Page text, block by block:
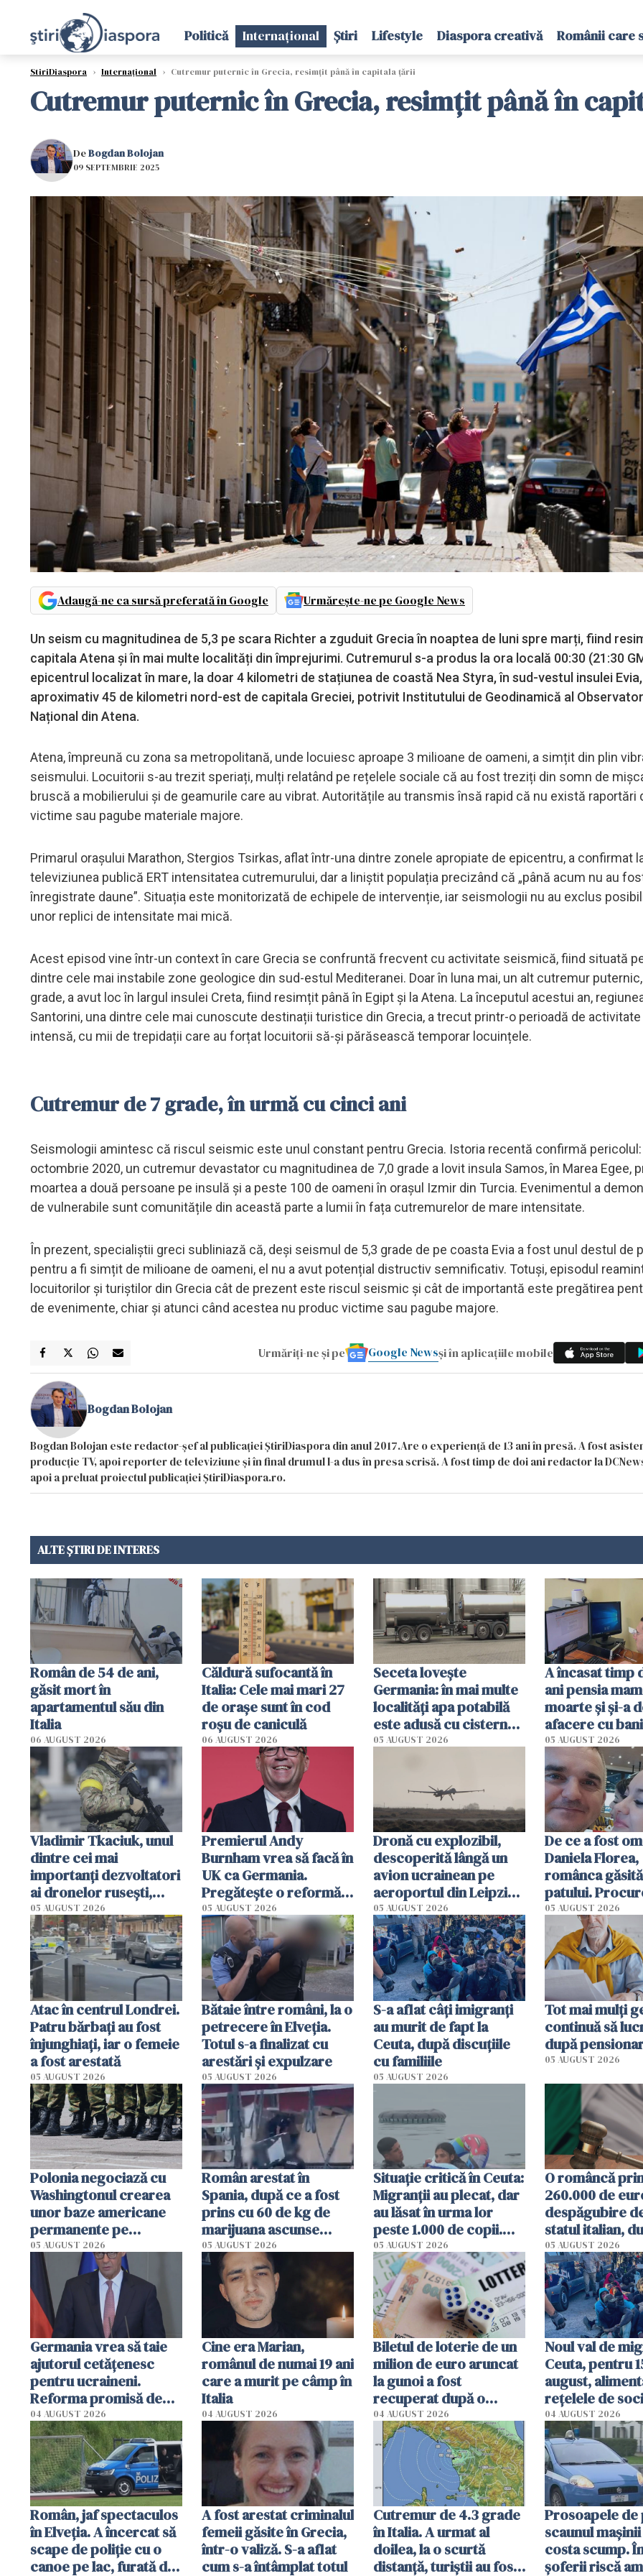
Politică Internațional Știri Lifestyle Diaspora creativă Românii care
StiriDiaspora › Internațional › Cutremur puternic în Grecia, resimțit până în capitala țării
Cutremur puternic în Grecia, resimțit până în
DeBogdan Bolojan
09 SEPTEMBRIE 2025
Adaugă-ne ca sursă preferată în Google Urmărește-ne pe Google News
Un seism cu magnitudinea de 5,3 pe scara Richter a zguduit Grecia în noaptea de luni spre marți, fiind
capitala Atena și în mai multe localități din împrejurimi. Cutremurul s-a produs la ora locală 00:30 (21:30
epicentrul localizat în mare, la doar 4 kilometri de stațiunea de coastă Nea Styra, în sud-vestul insulei
aproximativ 45 de kilometri nord-est de capitala Greciei, potrivit Institutului de Geodinamică al
Național din Atena.
Atena, împreună cu zona sa metropolitană, unde locuiesc aproape 3 milioane de oameni, a simțit din plin
seismului. Locuitorii s-au trezit speriați, mulți relatând pe rețelele sociale că au fost treziți din somn de
bruscă a mobilierului și de geamurile care au vibrat. Autoritățile au transmis însă rapid că nu există raportări
victime sau pagube materiale majore.
Primarul orașului Marathon, Stergios Tsirkas, aflat într-una dintre zonele apropiate de epicentru, a confirmat
televiziunea publică ERT intensitatea cutremurului, dar a liniștit populația precizând că „până acum nu au
înregistrate daune”. Situația este monitorizată de echipele de intervenție, iar seismologii nu au exclus
unor replici de intensitate mai mică.
Acest episod vine într-un context în care Grecia se confruntă frecvent cu activitate seismică, fiind situată
dintre cele mai instabile zone geologice din sud-estul Mediteranei. Doar în luna mai, un alt cutremur puternic,
grade, a avut loc în largul insulei Creta, fiind resimțit până în Egipt și la Atena. La începutul acestui an,
Santorini, una dintre cele mai cunoscute destinații turistice din Grecia, a trecut printr-o perioadă de
intensă, cu mii de trepidații care au forțat locuitorii să-și părăsească temporar locuințele.
Cutremur de 7 grade, în urmă cu cinci ani
Seismologii amintesc că riscul seismic este unul constant pentru Grecia. Istoria recentă confirmă pericolul:
octombrie 2020, un cutremur devastator cu magnitudinea de 7,0 grade a lovit insula Samos, în Marea Egee,
moartea a două persoane pe insulă și a peste 100 de oameni în orașul Izmir din Turcia. Evenimentul a
de vulnerabile sunt comunitățile din această parte a lumii în fața cutremurelor de mare intensitate.
În prezent, specialiștii greci subliniază că, deși seismul de 5,3 grade de pe coasta Evia a fost unul destul de
pentru a fi simțit de milioane de oameni, el nu a avut potențial distructiv semnificativ. Totuși, episodul
locuitorilor și turiștilor din Grecia cât de prezent este riscul seismic și cât de importantă este pregătirea
de evenimente, chiar și atunci când acestea nu produc victime sau pagube majore.
Urmăriți-ne și pe Google Newsși în aplicațiile mobile
Bogdan Bolojan
Bogdan Bolojan este redactor-șef al publicației ȘtiriDiaspora din anul 2017.Are o experiență de 13 ani în presă. A fost
producție TV, apoi reporter de televiziune și în final drumul l-a dus în presa scrisă. A fost timp de doi ani redactor la
apoi a preluat proiectul publicației ȘtiriDiaspora.ro.
ALTE ȘTIRI DE INTERES
Român de 54 de ani,
găsit mort în
apartamentul său din
Italia
06 AUGUST 2026
Căldură sufocantă în
Italia: Cele mai mari 27
de orașe sunt în cod
roșu de caniculă
06 AUGUST 2026
Seceta lovește
Germania: în mai multe
localități apa potabilă
este adusă cu cisterna
de lapte. Autoritățile
05 AUGUST 2026
A încasat timp
ani pensia
moarte și și-a
afacere cu
de 230.000 de
descoperită de
autorități
05 AUGUST 2026
Vladimir Tkaciuk, unul
dintre cei mai
importanți dezvoltatori
ai dronelor rusești,
grav rănit într-un
atentat cu bombă
05 AUGUST 2026
Premierul Andy
Burnham vrea să facă în
UK ca Germania.
Pregătește o reformă
radicală și puterea ar
urma să se mute de la
Londra
05 AUGUST 2026
Dronă cu explozibil,
descoperită lângă un
avion ucrainean pe
aeroportul din Leipzig.
Un avion DHL s-a
ciocnit în aer cu un
obiect
05 AUGUST 2026
De ce a fost
Daniela Florea,
românca
patului.
italieni i-au
ultimele
viață
05 AUGUST 2026
Atac în centrul Londrei.
Patru bărbați au fost
înjunghiați, iar o femeie
a fost arestată
05 AUGUST 2026
Bătaie între români, la o
petrecere în Elveția.
Totul s-a finalizat cu
arestări și expulzare
05 AUGUST 2026
S-a aflat câți imigranți
au murit de fapt la
Ceuta, după discuțiile
cu familiile
05 AUGUST 2026
Tot mai mulți
continuă să
după
05 AUGUST 2026
Polonia negociază cu
Washingtonul crearea
unor baze americane
permanente pe
teritoriul său
05 AUGUST 2026
Român arestat în
Spania, după ce a fost
prins cu 60 de kg de
marijuana ascunse
printre electrocasnice
uzate
05 AUGUST 2026
Situație critică în Ceuta:
Migranții au plecat, dar
au lăsat în urma lor
peste 1.000 de copii.
Centrele de protecție
sunt sufocate
05 AUGUST 2026
O româncă
260.000 de
despăgubire
statul italian,
stat 3 ani în
pe nedrept
05 AUGUST 2026
Germania vrea să taie
ajutorul cetățenesc
pentru ucraineni.
Reforma promisă de
guvernul Merz s-a
blocat, iar SPD o critică
dur
04 AUGUST 2026
Cine era Marian,
românul de numai 19 ani
care a murit pe câmp în
Italia
04 AUGUST 2026
Biletul de loterie de un
milion de euro aruncat
la gunoi a fost
recuperat după o
operațiune incredibilă
în Italia
04 AUGUST 2026
Noul val de
Ceuta, pentru
august,
rețelele de
04 AUGUST 2026
Român, jaf spectaculos
în Elveția. A încercat să
scape de poliție cu o
canoe pe lac, furată din
A fost arestat criminalul
femeii găsite în Grecia,
într-o valiză. S-a aflat
cum s-a întâmplat totul
Cutremur de 4.3 grade
în Italia. A urmat al
doilea, la o scurtă
distanță, turiștii au fost
Prosoapele de
scaunul
costa scump.
șoferii riscă